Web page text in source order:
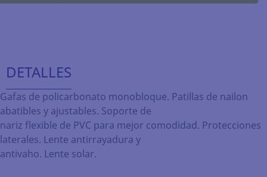
DETALLES
Gafas de policarbonato monobloque. Patillas de nailon
abatibles y ajustables. Soporte de
nariz flexible de PVC para mejor comodidad. Protecciones
laterales. Lente antirrayadura y
antivaho. Lente solar.